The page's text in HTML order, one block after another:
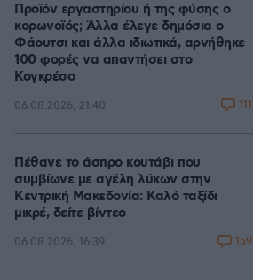
Προϊόν εργαστηρίου ή της φύσης ο
κορωνοϊός; Άλλα έλεγε δημόσια ο
Φάουτσι και άλλα ιδιωτικά, αρνήθηκε
100 φορές να απαντήσει στο
Κογκρέσο
06.08.2026, 21:40 111
Πέθανε το άσπρο κουτάβι που
συμβίωνε με αγέλη λύκων στην
Κεντρική Μακεδονία: Καλό ταξίδι
μικρέ, δείτε βίντεο
06.08.2026, 16:39 159